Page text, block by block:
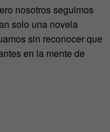
nosotros seguimos
solo una novela
sin reconocer que
en la mente de